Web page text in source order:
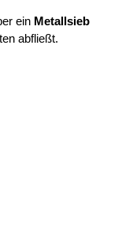
ein Metallsieb
abfließt.